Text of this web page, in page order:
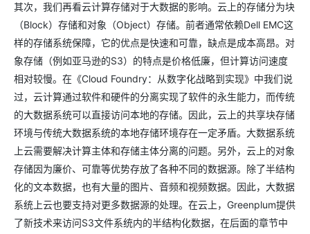
其次，我们再看云计算存储对于大数据的影响。云上的存储分为块
（Block）存储和对象（Object）存储。前者通常依赖Dell EMC这
样的存储系统保障，它的优点是快速和可靠，缺点是成本高昂。对
象存储（例如亚马逊的S3）的特点是价格低廉，但计算访问速度
相对较慢。在《Cloud Foundry：从数字化战略到实现》中我们说
过，云计算通过软件和硬件的分离实现了软件的永生能力，而传统
的大数据系统可以直接访问本地的存储。因此，云上的共享块存储
环境与传统大数据系统的本地存储环境存在一定矛盾。大数据系统
上云需要解决计算主体和存储主体分离的问题。另外，云上的对象
存储因为廉价、可靠等优势存放了各种不同的数据源。除了半结构
化的文本数据，也有大量的图片、音频和视频数据。因此，大数据
系统上云也要支持对更多数据源的处理。在云上，Greenplum提供
了新技术来访问S3文件系统内的半结构化数据，在后面的章节中